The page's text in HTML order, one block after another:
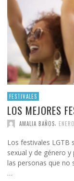
FESTIVALES
LOS MEJORES
AMALIA BAÑOS
Los festivales LGTB
sexual y de género
las personas que no
…